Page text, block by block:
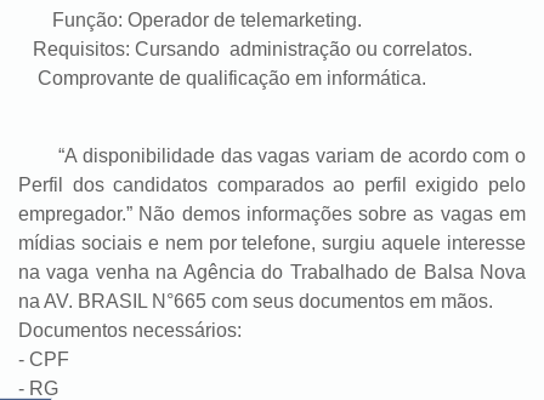
Função: Operador de telemarketing.
Requisitos: Cursando administração ou correlatos.
Comprovante de qualificação em informática.
“A disponibilidade das vagas variam de acordo com o
Perfil dos candidatos comparados ao perfil exigido pelo
empregador.” Não demos informações sobre as vagas em
mídias sociais e nem por telefone, surgiu aquele interesse
na vaga venha na Agência do Trabalhado de Balsa Nova
na AV. BRASIL N°665 com seus documentos em mãos.
Documentos necessários:
- CPF
- RG